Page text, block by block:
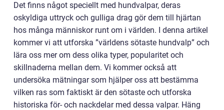
Det finns något speciellt med hundvalpar, deras
oskyldiga uttryck och gulliga drag gör dem till hjärtan
hos många människor runt om i världen. I denna artikel
kommer vi att utforska ”världens sötaste hundvalp” och
lära oss mer om dess olika typer, popularitet och
skillnaderna mellan dem. Vi kommer också att
undersöka mätningar som hjälper oss att bestämma
vilken ras som faktiskt är den sötaste och utforska
historiska för- och nackdelar med dessa valpar. Häng